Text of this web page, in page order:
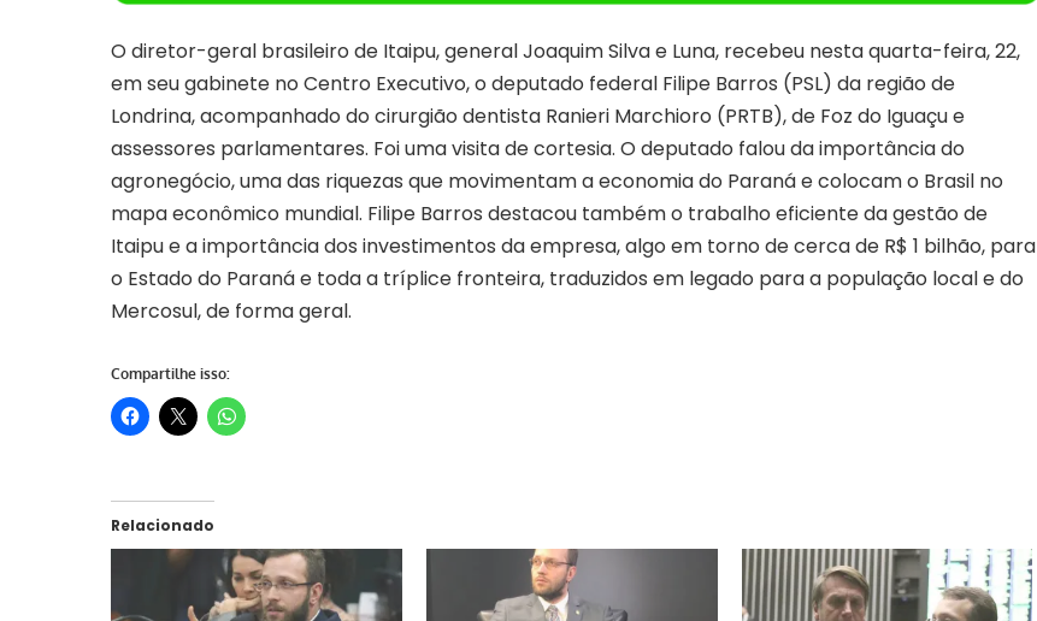
O diretor-geral brasileiro de Itaipu, general Joaquim Silva e Luna, recebeu nesta quarta-feira, 22,
em seu gabinete no Centro Executivo, o deputado federal Filipe Barros (PSL) da região de
Londrina, acompanhado do cirurgião dentista Ranieri Marchioro (PRTB), de Foz do Iguaçu e
assessores parlamentares. Foi uma visita de cortesia. O deputado falou da importância do
agronegócio, uma das riquezas que movimentam a economia do Paraná e colocam o Brasil no
mapa econômico mundial. Filipe Barros destacou também o trabalho eficiente da gestão de
Itaipu e a importância dos investimentos da empresa, algo em torno de cerca de R$ 1 bilhão, para
o Estado do Paraná e toda a tríplice fronteira, traduzidos em legado para a população local e do
Mercosul, de forma geral.
Compartilhe isso:
Relacionado